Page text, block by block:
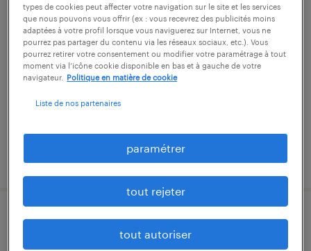
poinçonneur (f/h)
rezé, loire-atlantique
intérim
publié le 24 juillet 2026
technicien soudeur automatique (f/h)
types de cookies peut affecter votre navigation sur le site et les services
que nous pouvons vous offrir (ex : vous recevrez des publicités moins
adaptées à votre profil lorsque vous naviguerez sur Internet, vous ne
pourrez pas partager du contenu via les réseaux sociaux, etc.). Vous
pourrez retirer votre consentement ou modifier votre paramétrage à tout
moment via l’icône cookie disponible en bas et à gauche de votre
navigateur.
Politique en matière de cookie
Liste de nos partenaires
paramétrer
tout rejeter
tout autoriser